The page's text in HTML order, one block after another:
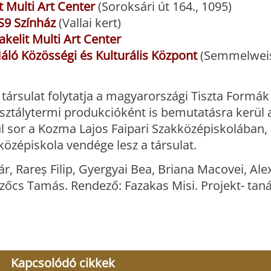
Multi Art Center(Soroksári út 164., 1095)
Színház(Vallai kert)
Multi Art Center
Közösségi és Kulturális Központ
folytatja a magyarországi Tiszta
produkcióként is bemutatásra kerül
a Kozma Lajos Faipari
vendége lesz a társulat.
Rareș Filip, Gyergyai Bea, Briana Macovei,
Tamás. Rendező: Fazakas Misi. Projekt-
Kapcsolódó cikkek